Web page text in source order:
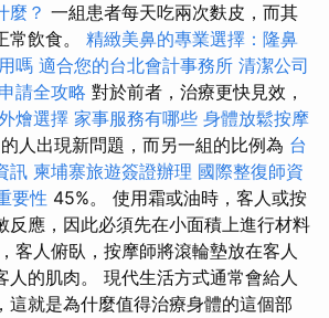
麼？ 一組患者每天吃兩次麩皮，而其
常飲食。 精緻美鼻的專業選擇：隆鼻
嗎 適合您的台北會計事務所 清潔公司
請全攻略 對於前者，治療更快見效，
燴選擇 家事服務有哪些 身體放鬆按摩
人出現新問題，而另一組的比例為 台
訊 柬埔寨旅遊簽證辦理 國際整復師資
要性 45%。 使用霜或油時，客人或按
反應，因此必須先在小面積上進行材料
客人俯臥，按摩師將滾輪墊放在客人
人的肌肉。 現代生活方式通常會給人
這就是為什麼值得治療身體的這個部